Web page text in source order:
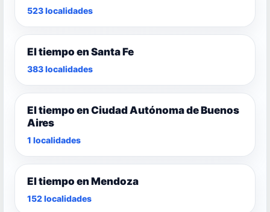
523 localidades
El tiempo en Santa Fe
383 localidades
El tiempo en Ciudad Autónoma de Buenos
Aires
1 localidades
El tiempo en Mendoza
152 localidades